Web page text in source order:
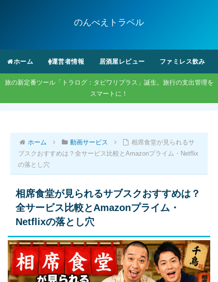
のんべえトラベル
ホーム 運営者情報 居酒屋レビュー ファミレス飲み
旅の新定番ツール「トラログ：タビワリプラス」誕生。旅行の支出管理を
スマートに！
ホーム 動画サービス
相席食堂が見られるサ
ブスクおすすめは？全サービス比較とAmazonプライム・Netflix
の落とし穴
相席食堂が見られるサブスクおすすめは？
全サービス比較とAmazonプライム・
Netflixの落とし穴